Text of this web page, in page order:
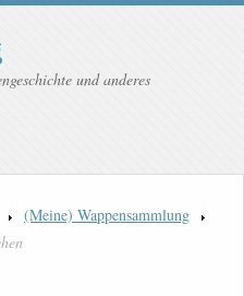
und anderes
(Meine) Wappensammlung